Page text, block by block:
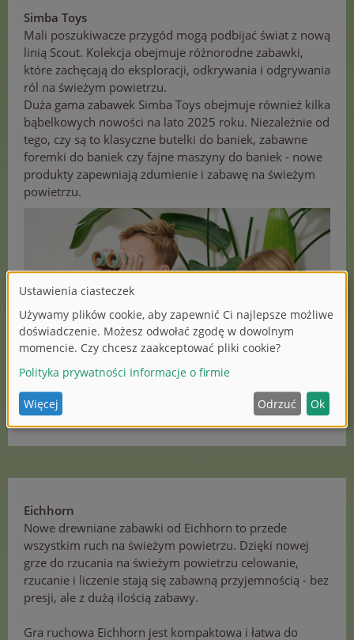
Simba Toys
Mali poszukiwacze przygód mogą podbijać świat z nową
linią Scout. Kolekcja obejmuje różnorodne zabawki,
które zachęcają do eksploracji, odkrywania i odgrywania
ról na świeżym powietrzu.
Duża gama zabawek Simba Toys obejmuje również kilka
bąbelkowych nowości na lato 2025 roku. Niezależnie od
tego, czy są to klasyczne butelki do baniek, zabawne
foremki do baniek czy fajne maszyny do baniek - nowe
produkty zapewniają zdumienie i zabawę na świeżym
powietrzu.
Eichhorn
Nowe drewniane zabawki od Eichhorn to przede
wszystkim ruch na świeżym powietrzu. Dzięki nowej
grze do rzucania na świeżym powietrzu celowanie,
rzucanie i liczenie stają się zabawną przyjemnością - bez
presji, ale z dużą ilością zabawy.
Gra ruchowa Eichhorn jest kompaktowa i łatwa do